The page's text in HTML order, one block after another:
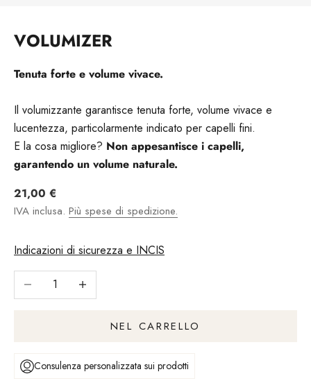
VOLUMIZER
Tenuta forte e volume vivace.
Il volumizzante garantisce tenuta forte, volume vivace e
lucentezza, particolarmente indicato per capelli fini.
E la cosa migliore? Non appesantisce i capelli,
garantendo un volume naturale.
Angebot
21,00 €
IVA inclusa. Più spese di spedizione.
Indicazioni di sicurezza e INCIS
Riduci il numeroAumentare il numero
NEL CARRELLO
Consulenza personalizzata sui prodotti